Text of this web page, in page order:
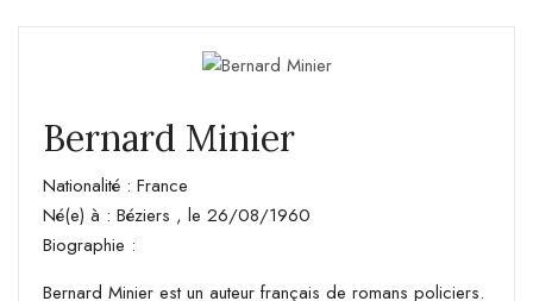
Bernard Minier
Nationalité : France
Né(e) à : Béziers , le 26/08/1960
Biographie :
Bernard Minier est un auteur français de romans policiers.